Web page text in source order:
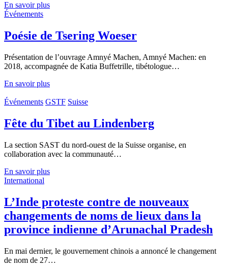
En savoir plus
Événements
Poésie de Tsering Woeser
Présentation de l’ouvrage Amnyé Machen, Amnyé Machen: en
2018, accompagnée de Katia Buffetrille, tibétologue…
En savoir plus
Événements GSTF Suisse
Fête du Tibet au Lindenberg
La section SAST du nord-ouest de la Suisse organise, en
collaboration avec la communauté…
En savoir plus
International
L’Inde proteste contre de nouveaux
changements de noms de lieux dans la
province indienne d’Arunachal Pradesh
En mai dernier, le gouvernement chinois a annoncé le changement
de nom de 27…